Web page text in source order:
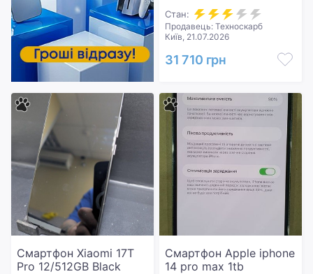
Стан:
Продавець: Техноскарб
Київ, 21.07.2026
31 710 грн
Смартфон Xiaomi 17T
Pro 12/512GB Black
Смартфон Apple iphone
14 pro max 1tb